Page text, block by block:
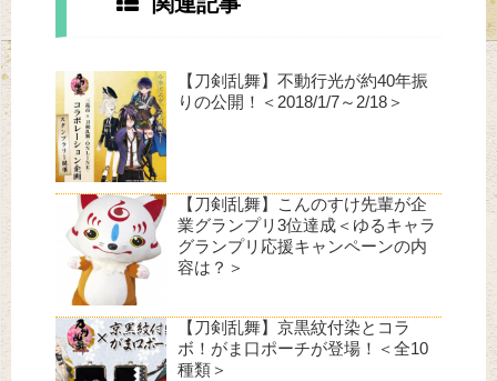
【刀剣乱舞】不動行光が約40年振
りの公開！＜2018/1/7～2/18＞
【刀剣乱舞】こんのすけ先輩が企
業グランプリ3位達成＜ゆるキャラ
グランプリ応援キャンペーンの内
容は？＞
【刀剣乱舞】京黒紋付染とコラ
ボ！がま口ポーチが登場！＜全10
種類＞